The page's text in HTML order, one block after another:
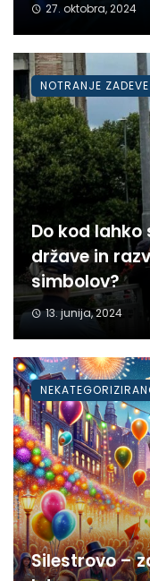
27. oktobra, 2024
Do kod
države in
simbolov?
13. junija, 2024
NOTRANJE ZADEVE
Silestrovo –